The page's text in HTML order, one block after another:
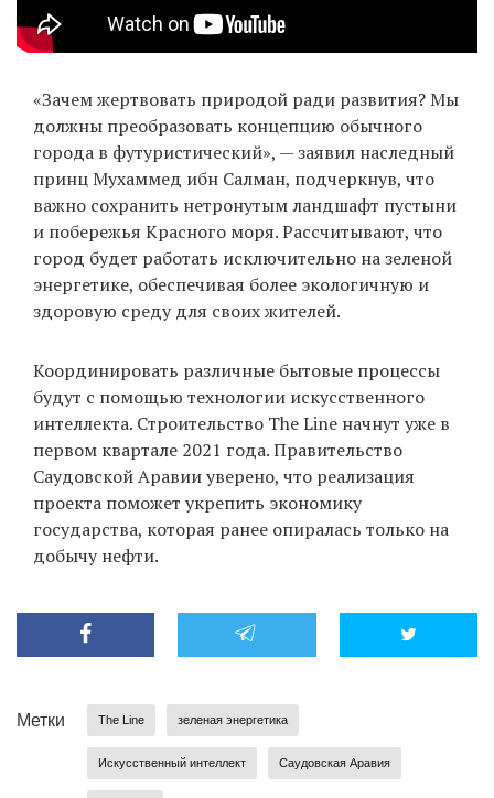
«Зачем жертвовать природой ради развития? Мы
должны преобразовать концепцию обычного
города в футуристический», — заявил наследный
принц Мухаммед ибн Салман, подчеркнув, что
важно сохранить нетронутым ландшафт пустыни
и побережья Красного моря. Рассчитывают, что
город будет работать исключительно на зеленой
энергетике, обеспечивая более экологичную и
здоровую среду для своих жителей.
Координировать различные бытовые процессы
будут с помощью технологии искусственного
интеллекта. Строительство The Line начнут уже в
первом квартале 2021 года. Правительство
Саудовской Аравии уверено, что реализация
проекта поможет укрепить экономику
государства, которая ранее опиралась только на
добычу нефти.
Метки The Line зеленая энергетика
Искусственный интеллект Саудовская Аравия